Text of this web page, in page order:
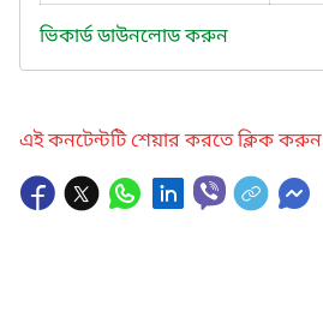
ভিকার্ড ডাউনলোড করুন
এই কনটেন্টটি শেয়ার করতে ক্লিক করুন